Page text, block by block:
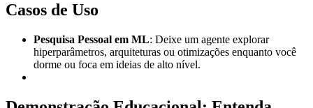
Casos de Uso
Pesquisa Pessoal em ML: Deixe um agente explorar
hiperparâmetros, arquiteturas ou otimizações enquanto você
dorme ou foca em ideias de alto nível.